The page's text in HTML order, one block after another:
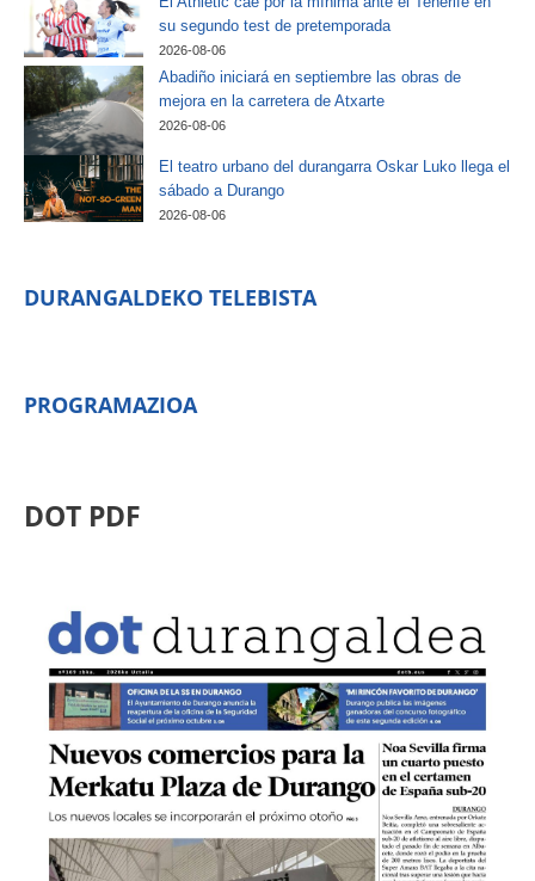
su segundo test de pretemporada
2026-08-06
Abadiño iniciará en septiembre las obras de
mejora en la carretera de Atxarte
2026-08-06
El teatro urbano del durangarra Oskar Luko llega el
sábado a Durango
2026-08-06
DURANGALDEKO TELEBISTA
PROGRAMAZIOA
DOT PDF